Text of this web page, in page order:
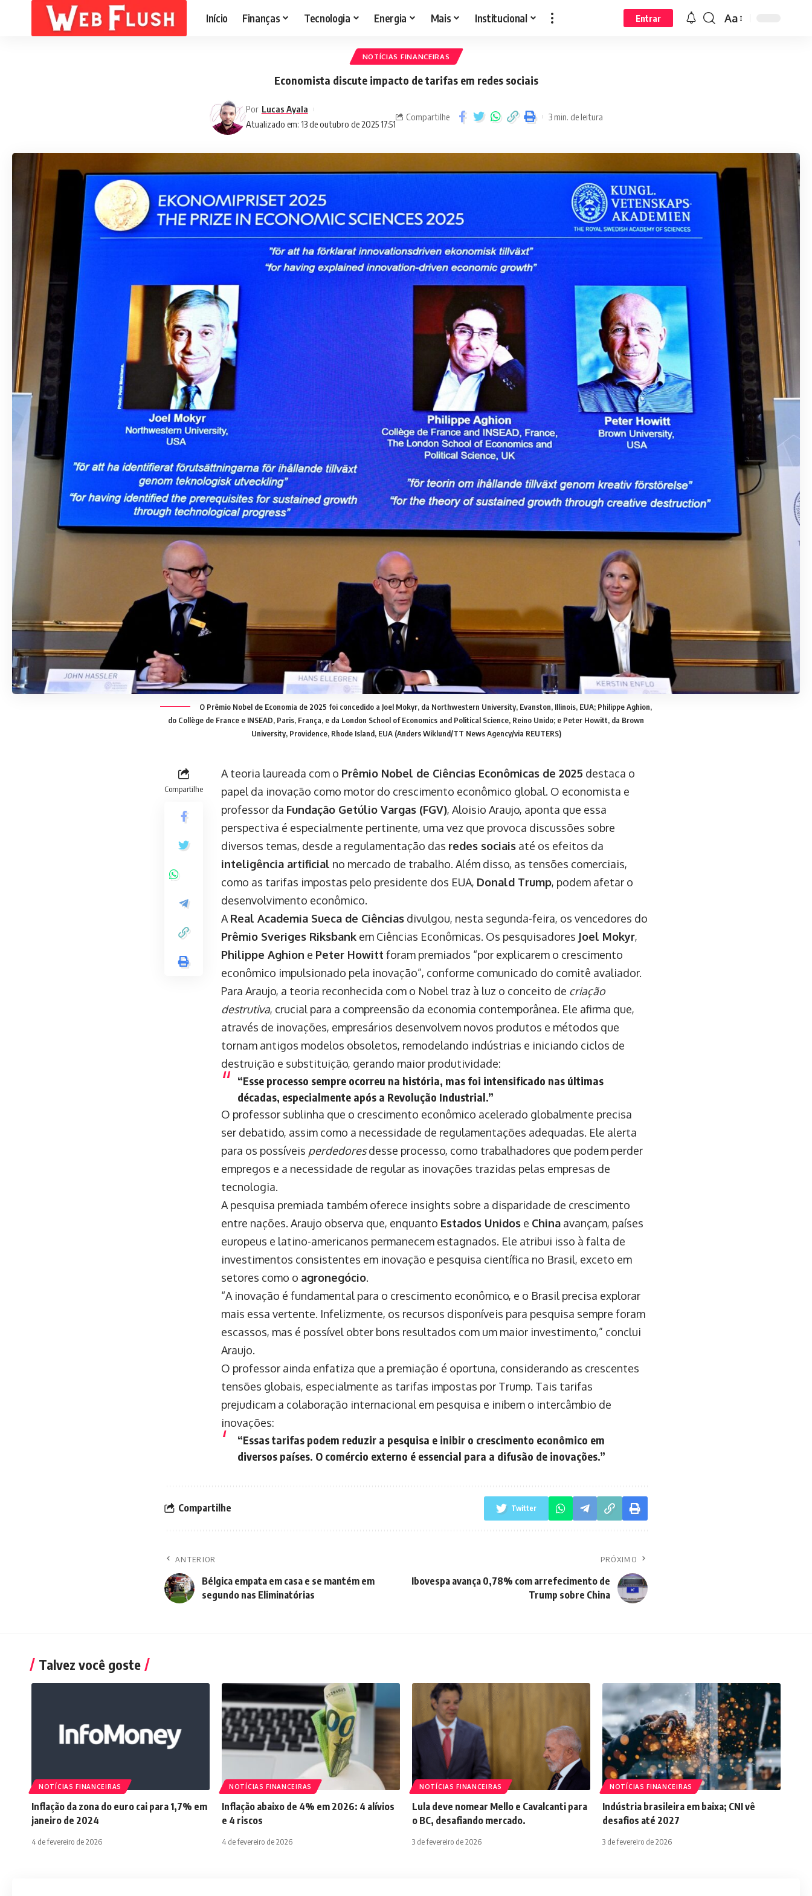
Início Finanças Tecnologia Energia Mais Institucional Entrar Aa
NOTÍCIAS FINANCEIRAS
Economista discute impacto de tarifas em redes sociais
Atualizado em: 13 de outubro de 2025 17:51
Por Lucas Ayala
Compartilhe 3 min. de leitura
O Prêmio Nobel de Economia de 2025 foi concedido a Joel Mokyr, da Northwestern University, Evanston, Illinois, EUA; Philippe Aghion,
do Collège de France e INSEAD, Paris, França, e da London School of Economics and Political Science, Reino Unido; e Peter Howitt, da Brown
University, Providence, Rhode Island, EUA (Anders Wiklund/TT News Agency/via REUTERS)
Compartilhe
A teoria laureada com o Prêmio Nobel de Ciências Econômicas de 2025 destaca o
papel da inovação como motor do crescimento econômico global. O economista e
professor da Fundação Getúlio Vargas (FGV), Aloisio Araujo, aponta que essa
perspectiva é especialmente pertinente, uma vez que provoca discussões sobre
diversos temas, desde a regulamentação das redes sociais até os efeitos da
inteligência artificial no mercado de trabalho. Além disso, as tensões comerciais,
como as tarifas impostas pelo presidente dos EUA, Donald Trump, podem afetar o
desenvolvimento econômico.
A Real Academia Sueca de Ciências divulgou, nesta segunda-feira, os vencedores do
Prêmio Sveriges Riksbank em Ciências Econômicas. Os pesquisadores Joel Mokyr,
Philippe Aghion e Peter Howitt foram premiados “por explicarem o crescimento
econômico impulsionado pela inovação”, conforme comunicado do comitê avaliador.
Para Araujo, a teoria reconhecida com o Nobel traz à luz o conceito de criação
destrutiva, crucial para a compreensão da economia contemporânea. Ele afirma que,
através de inovações, empresários desenvolvem novos produtos e métodos que
tornam antigos modelos obsoletos, remodelando indústrias e iniciando ciclos de
destruição e substituição, gerando maior produtividade:
“Esse processo sempre ocorreu na história, mas foi intensificado nas últimas
décadas, especialmente após a Revolução Industrial.”
O professor sublinha que o crescimento econômico acelerado globalmente precisa
ser debatido, assim como a necessidade de regulamentações adequadas. Ele alerta
para os possíveis perdedoresdesse processo, como trabalhadores que podem perder
empregos e a necessidade de regular as inovações trazidas pelas empresas de
tecnologia.
A pesquisa premiada também oferece insights sobre a disparidade de crescimento
entre nações. Araujo observa que, enquanto Estados Unidos e China avançam, países
europeus e latino-americanos permanecem estagnados. Ele atribui isso à falta de
investimentos consistentes em inovação e pesquisa científica no Brasil, exceto em
setores como o agronegócio.
“A inovação é fundamental para o crescimento econômico, e o Brasil precisa explorar
mais essa vertente. Infelizmente, os recursos disponíveis para pesquisa sempre foram
escassos, mas é possível obter bons resultados com um maior investimento,” conclui
Araujo.
O professor ainda enfatiza que a premiação é oportuna, considerando as crescentes
tensões globais, especialmente as tarifas impostas por Trump. Tais tarifas
prejudicam a colaboração internacional em pesquisa e inibem o intercâmbio de
inovações:
“Essas tarifas podem reduzir a pesquisa e inibir o crescimento econômico em
diversos países. O comércio externo é essencial para a difusão de inovações.”
Compartilhe Twitter
ANTERIOR
Bélgica empata em casa e se mantém em
segundo nas Eliminatórias
PRÓXIMO
Ibovespa avança 0,78% com arrefecimento de
Trump sobre China
Talvez você goste
NOTÍCIAS FINANCEIRAS
Inflação da zona do euro cai para 1,7% em
janeiro de 2024
4 de fevereiro de 2026
NOTÍCIAS FINANCEIRAS
Inflação abaixo de 4% em 2026: 4 alívios
e 4 riscos
4 de fevereiro de 2026
NOTÍCIAS FINANCEIRAS
Lula deve nomear Mello e Cavalcanti para
o BC, desafiando mercado.
3 de fevereiro de 2026
NOTÍCIAS FINANCEIRAS
Indústria brasileira em baixa; CNI vê
desafios até 2027
3 de fevereiro de 2026